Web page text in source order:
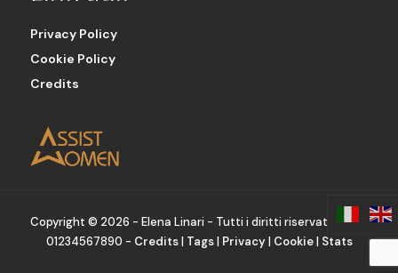
Privacy Policy
Cookie Policy
Credits
Copyright © 2026 - Elena Linari - Tutti i diritti riservati - P.IVA
01234567890 - Credits| Tags| Privacy| Cookie| Stats